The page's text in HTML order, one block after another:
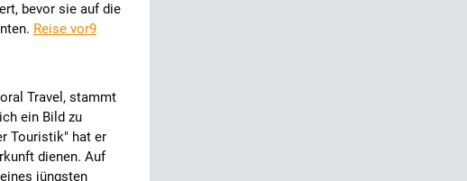
bevor sie auf die
Reise vor9
Travel, stammt
ein Bild zu
Touristik" hat er
dienen. Auf
jüngsten